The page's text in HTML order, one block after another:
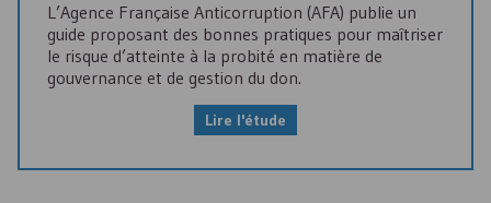
L’Agence Française Anticorruption (AFA) publie un
guide proposant des bonnes pratiques pour maîtriser
le risque d’atteinte à la probité en matière de
gouvernance et de gestion du don.
Lire l'étude